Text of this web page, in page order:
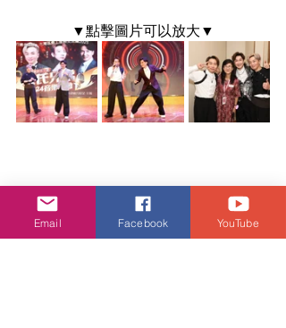
▼點擊圖片可以放大▼
Email Facebook YouTube